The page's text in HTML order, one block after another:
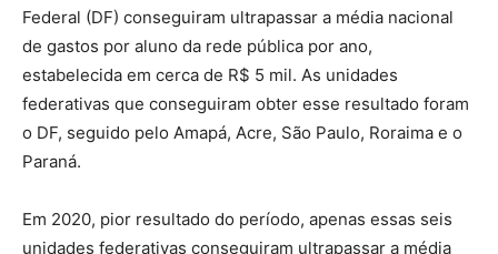
Federal (DF) conseguiram ultrapassar a média nacional
de gastos por aluno da rede pública por ano,
estabelecida em cerca de R$ 5 mil. As unidades
federativas que conseguiram obter esse resultado foram
o DF, seguido pelo Amapá, Acre, São Paulo, Roraima e o
Paraná.
Em 2020, pior resultado do período, apenas essas seis
unidades federativas conseguiram ultrapassar a média